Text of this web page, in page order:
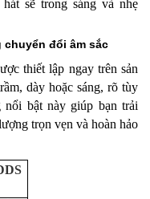
sẽ trong sáng và nhẹ
đổi âm sắc
thiết lập ngay trên sản
dày hoặc sáng, rõ tùy
nổi bật này giúp bạn trải
trọn vẹn và hoàn hảo